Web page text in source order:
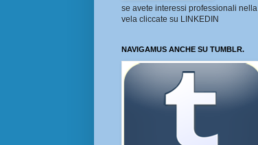
se avete interessi professionali nella
vela cliccate su LINKEDIN
NAVIGAMUS ANCHE SU TUMBLR.